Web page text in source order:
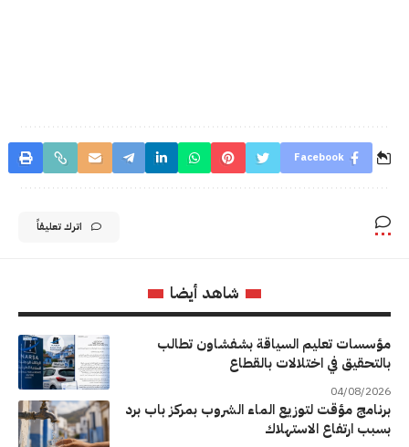
Facebook
اترك تعليقاً
شاهد أيضا
مؤسسات تعليم السياقة بشفشاون تطالب
بالتحقيق في اختلالات بالقطاع
04/08/2026
برنامج مؤقت لتوزيع الماء الشروب بمركز باب برد
بسبب ارتفاع الاستهلاك